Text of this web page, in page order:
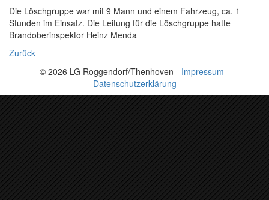
Die Löschgruppe war mit 9 Mann und einem Fahrzeug, ca. 1
Stunden im Einsatz. Die Leitung für die Löschgruppe hatte
Brandoberinspektor Heinz Menda
Zurück
© 2026 LG Roggendorf/Thenhoven - Impressum -
Datenschutzerklärung